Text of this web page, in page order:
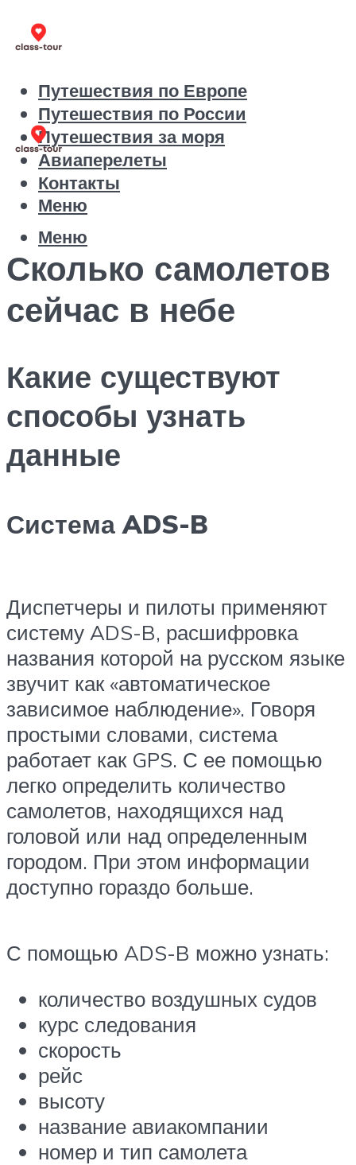
Путешествия по Европе
Путешествия по России
Путешествия за моря
Авиаперелеты
Контакты
Меню
Меню
Сколько самолетов
сейчас в небе
Какие существуют
способы узнать
данные
Система ADS-B
Диспетчеры и пилоты применяют
систему ADS-B, расшифровка
названия которой на русском языке
звучит как «автоматическое
зависимое наблюдение». Говоря
простыми словами, система
работает как GPS. С ее помощью
легко определить количество
самолетов, находящихся над
головой или над определенным
городом. При этом информации
доступно гораздо больше.
С помощью ADS-B можно узнать:
количество воздушных судов
курс следования
скорость
рейс
высоту
название авиакомпании
номер и тип самолета